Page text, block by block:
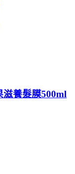
養髮膜500ml